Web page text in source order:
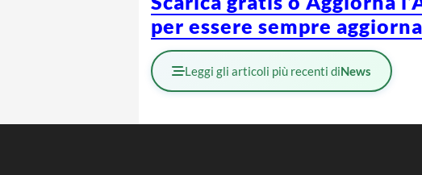
per essere sempre
Leggi gli articoli più recenti diNews